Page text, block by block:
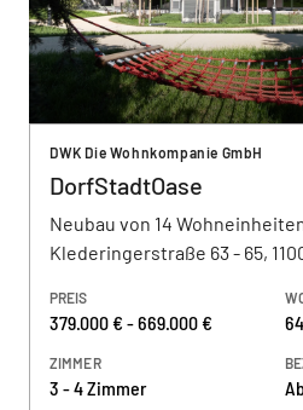
DWK Die Wohnkompanie GmbH
DorfStadtOase
Neubau von 14
Klederingerstraße 63 - 65,
PREIS
379.000 € - 669.000 €
ZIMMER
3 - 4 Zimmer